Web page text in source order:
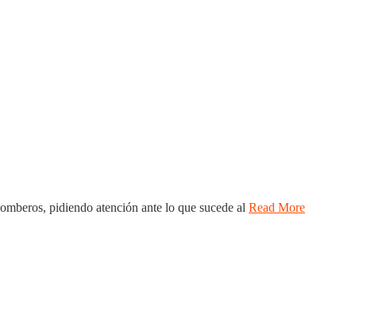
pidiendo atención ante lo que sucede al Read More